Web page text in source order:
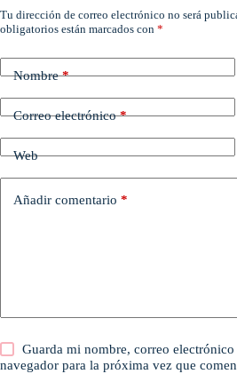
Tu dirección de correo electrónico no será
obligatorios están marcados con *
Nombre*
Correo electrónico*
Web
Añadir comentario *
Guarda mi nombre, correo electrónico
navegador para la próxima vez que